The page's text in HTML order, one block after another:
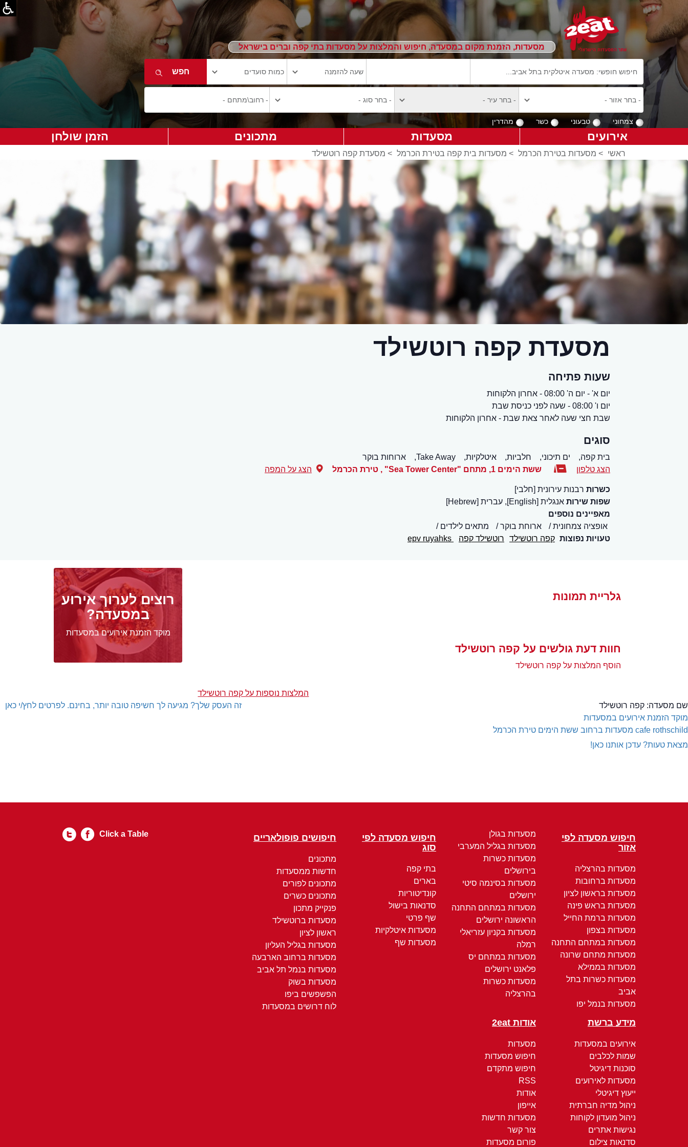
מסעדות, הזמנת מקום במסעדה, חיפוש והמלצות על מסעדות בתי קפה וברים בישראל
צמחוני טבעוני כשר מהדרין
אירועים מסעדות מתכונים הזמן שולחן
ראשי > מסעדות בטירת הכרמל > מסעדות בית קפה בטירת הכרמל > מסעדת קפה רוטשילד
מסעדת קפה רוטשילד
שעות פתיחה
יום א' - יום ה' 08:00 - אחרון הלקוחות
יום ו' 08:00 - שעה לפני כניסת שבת
שבת חצי שעה לאחר צאת שבת - אחרון הלקוחות
סוגים
בית קפה, ים תיכוני, חלביות, איטלקיות, Take Away,
ארוחות בוקר
הצג טלפון
ששת הימים 1, מתחם "Sea Tower Center" , טירת הכרמל הצג על המפה
כשרות רבנות עירונית [חלבי]
שפות שירות אנגלית [English], עברית [Hebrew]
מאפיינים נוספים
אופציה צמחונית
ארוחת בוקר
מתאים לילדים
טעויות נפוצות קפה רוטשילד רוטשילד קפה
גלריית תמונות
חוות דעת גולשים על קפה רוטשילד
הוסף המלצות על קפה רוטשילד
המלצות נוספות על קפה רוטשילד
רוצים לערוך אירוע
במסעדה?
מוקד הזמנת אירועים במסעדות
זה העסק שלך? מגיעה לך חשיפה טובה יותר, בחינם. לפרטים לחץ/י כאן שם מסעדה: קפה רוטשילד
מוקד הזמנת אירועים במסעדות
cafe rothschild מסעדות ברחוב ששת הימים טירת הכרמל
מצאת טעות? עדכן אותנו כאן!
חיפוש מסעדה לפי
אזור
מסעדות בהרצליה
מסעדות ברחובות
מסעדות בראשון לציון
מסעדות בראש פינה
מסעדות ברמת החייל
מסעדות בצפון
מסעדות במתחם התחנה
מסעדות מתחם שרונה
מסעדות בממילא
מסעדות כשרות בתל
אביב
מסעדות בנמל יפו
מסעדות בגולן
מסעדות בגליל המערבי
מסעדות כשרות
בירושלים
מסעדות בסינמה סיטי
ירושלים
מסעדות במתחם התחנה
הראשונה ירושלים
מסעדות בקניון עזריאלי
רמלה
מסעדות במתחם יס
פלאנט ירושלים
מסעדות כשרות
בהרצליה
חיפוש מסעדה לפי
סוג
בתי קפה
בארים
קונדיטוריות
סדנאות בישול
שף פרטי
מסעדות איטלקיות
מסעדות שף
חיפושים פופולאריים
מתכונים
חדשות ממסעדות
מתכונים לפורים
מתכונים כשרים
פנקייק מתכון
מסעדות ברוטשילד
ראשון לציון
מסעדות בגליל העליון
מסעדות ברחוב הארבעה
מסעדות בנמל תל אביב
מסעדות בשוק
הפשפשים ביפו
לוח דרושים במסעדות
מידע ברשת
אירועים במסעדות
שמות לכלבים
סוכנות דיגיטל
מסעדות לאירועים
ייעוץ דיגיטלי
ניהול מדיה חברתית
ניהול מועדון לקוחות
נגישות אתרים
סדנאות צילום
אודות 2eat
מסעדות
חיפוש מסעדות
חיפוש מתקדם
RSS
אודות
אייפון
מסעדות חדשות
צור קשר
פורום מסעדות
Click a Table